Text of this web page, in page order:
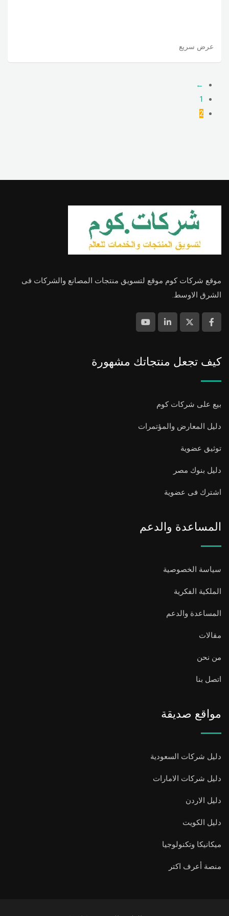
عرض سريع
←
1
2
موقع شركات كوم موقع لتسويق منتجات المصانع والشركات فى
الشرق الاوسط.
كيف تجعل منتجاتك مشهورة
بيع على شركات كوم
دليل المعارض والمؤتمرات
توثيق عضوية
دليل بنوك مصر
اشترك فى عضوية
المساعدة والدعم
سياسة الخصوصية
الملكية الفكرية
المساعدة والدعم
مقالات
من نحن
اتصل بنا
مواقع صديقة
دليل شركات السعودية
دليل شركات الامارات
دليل الاردن
دليل الكويت
ميكانيكا وتكنولوجيا
منصة أعرف اكتر